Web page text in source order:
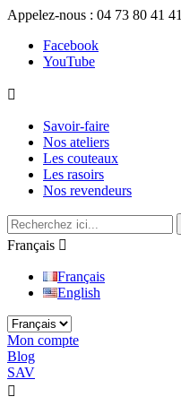
Appelez-nous : 04 73 80 41 41
Facebook
YouTube

Savoir-faire
Nos ateliers
Les couteaux
Les rasoirs
Nos revendeurs
Français 
Français
English
Mon compte
Blog
SAV
